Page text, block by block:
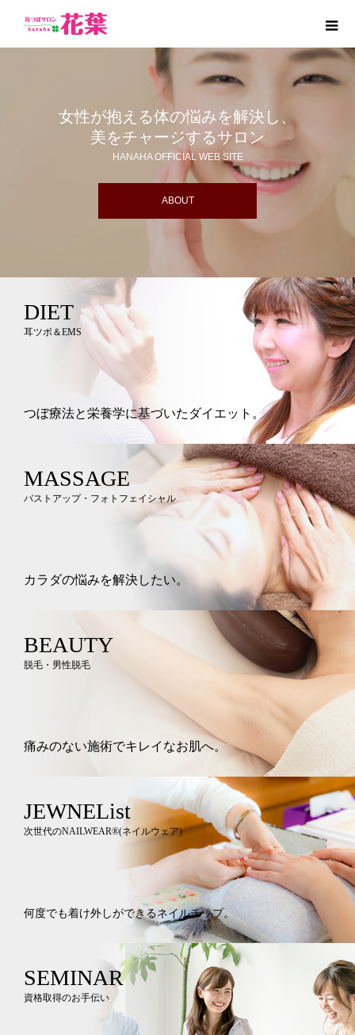
女性が抱える体の悩みを解決し、
美をチャージするサロン
HANAHA OFFICIAL WEB SITE
ABOUT
DIET
耳ツボ＆EMS
つぼ療法と栄養学に基づいたダイエット。
MASSAGE
バストアップ・フォトフェイシャル
カラダの悩みを解決したい。
BEAUTY
脱毛・男性脱毛
痛みのない施術でキレイなお肌へ。
JEWNEList
次世代のNAILWEAR®︎(ネイルウェア)
何度でも着け外しができるネイルチップ。
SEMINAR
資格取得のお手伝い